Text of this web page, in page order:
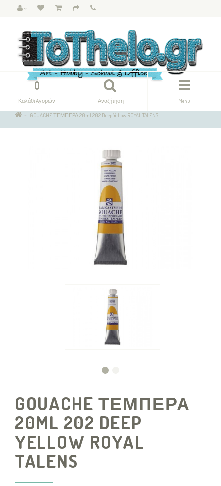
Menu
Αναζήτηση
0
Καλάθι Αγορών
GOUACHE ΤΕΜΠΕΡΑ 20ml 202 Deep Yellow ROYAL TALENS
GOUACHE ΤΕΜΠΕΡΑ
20ML 202 DEEP
YELLOW ROYAL
TALENS